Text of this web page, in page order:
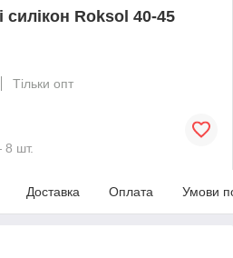
силікон Roksol 40-45
Тільки опт
8 шт.
Доставка Оплата Умови